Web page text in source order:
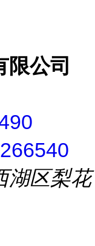
公司
湖区梨花